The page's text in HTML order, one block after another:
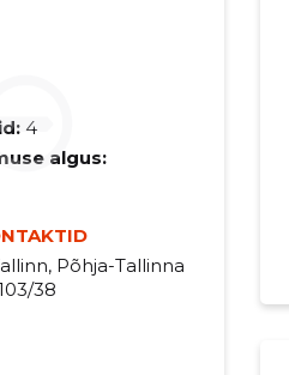
4
algus:
Põhja-Tallinna
38